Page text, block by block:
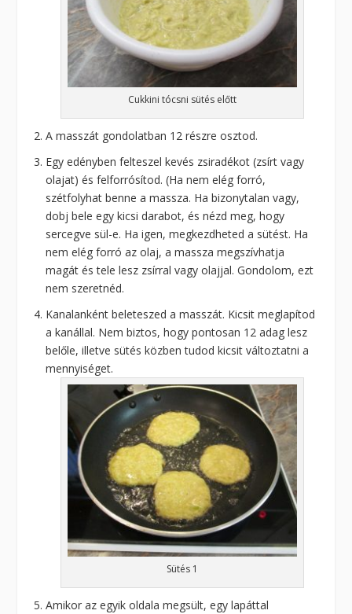
Cukkini tócsni sütés előtt
A masszát gondolatban 12 részre osztod.
Egy edényben felteszel kevés zsiradékot (zsírt vagy
olajat) és felforrósítod. (Ha nem elég forró,
szétfolyhat benne a massza. Ha bizonytalan vagy,
dobj bele egy kicsi darabot, és nézd meg, hogy
sercegve sül-e. Ha igen, megkezdheted a sütést. Ha
nem elég forró az olaj, a massza megszívhatja
magát és tele lesz zsírral vagy olajjal. Gondolom, ezt
nem szeretnéd.
Kanalanként beleteszed a masszát. Kicsit meglapítod
a kanállal. Nem biztos, hogy pontosan 12 adag lesz
belőle, illetve sütés közben tudod kicsit változtatni a
mennyiséget.
Sütés 1
Amikor az egyik oldala megsült, egy lapáttal